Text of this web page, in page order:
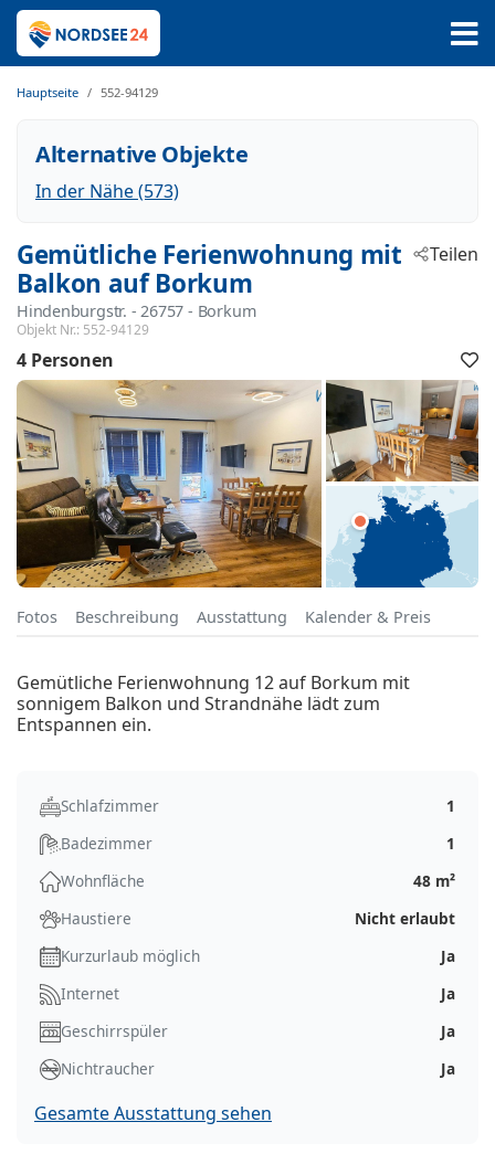
Hauptseite 552-94129
Alternative Objekte
In der Nähe (573)
Gemütliche Ferienwohnung mit
Balkon auf Borkum
Hindenburgstr. - 26757 - Borkum
Objekt Nr.: 552-94129
Teilen
4 Personen
Fotos Beschreibung Ausstattung Kalender & Preis
Gemütliche Ferienwohnung 12 auf Borkum mit
sonnigem Balkon und Strandnähe lädt zum
Entspannen ein.
Schlafzimmer
1
Badezimmer
1
Wohnfläche
48 m²
Haustiere
Nicht erlaubt
Kurzurlaub möglich
Ja
Internet
Ja
Geschirrspüler
Ja
Nichtraucher
Ja
Gesamte Ausstattung sehen